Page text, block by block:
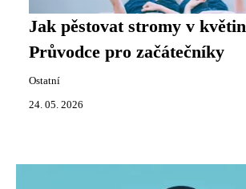
Jak pěstovat stromy v
Průvodce pro začátečníky
Ostatní
24. 05. 2026